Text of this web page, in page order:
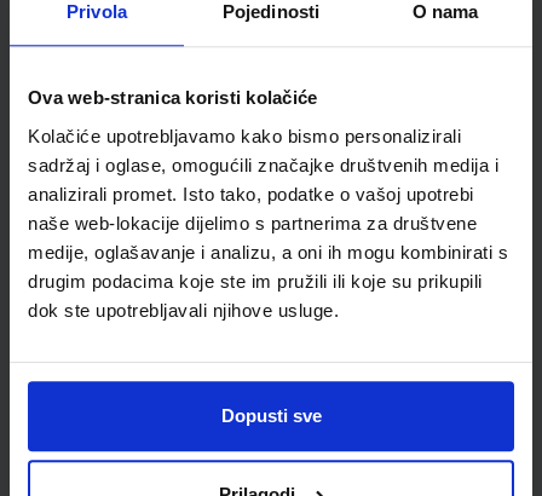
Privola Pojedinosti O nama
Ova web-stranica koristi kolačiće
Kolačiće upotrebljavamo kako bismo personalizirali
sadržaj i oglase, omogućili značajke društvenih medija i
analizirali promet. Isto tako, podatke o vašoj upotrebi
naše web-lokacije dijelimo s partnerima za društvene
medije, oglašavanje i analizu, a oni ih mogu kombinirati s
drugim podacima koje ste im pružili ili koje su prikupili
dok ste upotrebljavali njihove usluge.
Dopusti sve
Omot PVC za školske
udžbenike; dimenzije
424x277; tip 159
0,85 €